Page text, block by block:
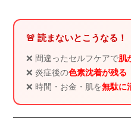
🚨 読まないとこうなる！
❌ 間違ったセルフケアで肌
❌ 炎症後の色素沈着が残る
❌ 時間・お金・肌を無駄に